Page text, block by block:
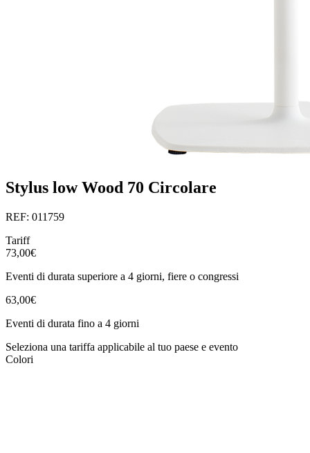
Stylus low Wood 70 Circolare
REF: 011759
Tariff
73,00€
Eventi di durata superiore a 4 giorni, fiere o congressi
63,00€
Eventi di durata fino a 4 giorni
Seleziona una tariffa applicabile al tuo paese e evento
Colori